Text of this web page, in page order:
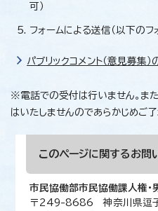
可）
フォームによる送信（以下の
パブリックコメント（意見募集
※電話での受付は行いません。ま
はいたしませんのであらかじめご了
このページに関する お問
市民協働部市民協働課人権・
〒249-8686 神奈川県逗